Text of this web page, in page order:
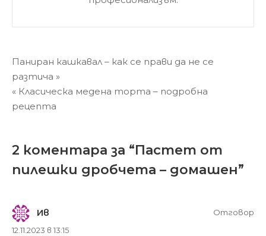
Навигация
Паниран кашкавал – как се прави да не се
разтича »
« Класическа медена торта – подробна
рецепта
2 коментара за “Пастет от
пилешки дробчета – домашен”
Ив
12.11.2023 в 13:15
Отговор